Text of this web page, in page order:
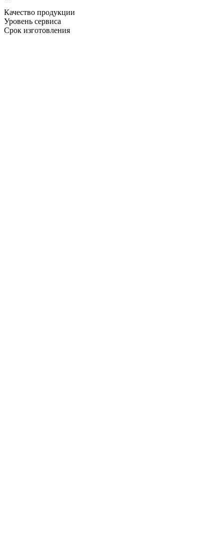
Качество продукции
Уровень сервиса
Срок изготовления